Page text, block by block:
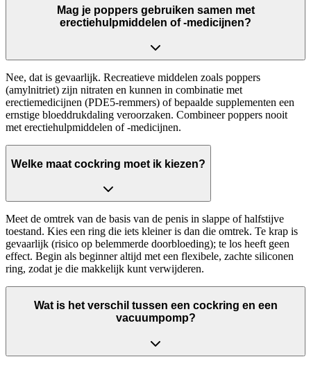
Mag je poppers gebruiken samen met
erectiehulpmiddelen of -medicijnen?
Nee, dat is gevaarlijk. Recreatieve middelen zoals poppers
(amylnitriet) zijn nitraten en kunnen in combinatie met
erectiemedicijnen (PDE5-remmers) of bepaalde supplementen een
ernstige bloeddrukdaling veroorzaken. Combineer poppers nooit
met erectiehulpmiddelen of -medicijnen.
Welke maat cockring moet ik kiezen?
Meet de omtrek van de basis van de penis in slappe of halfstijve
toestand. Kies een ring die iets kleiner is dan die omtrek. Te krap is
gevaarlijk (risico op belemmerde doorbloeding); te los heeft geen
effect. Begin als beginner altijd met een flexibele, zachte siliconen
ring, zodat je die makkelijk kunt verwijderen.
Wat is het verschil tussen een cockring en een
vacuumpomp?